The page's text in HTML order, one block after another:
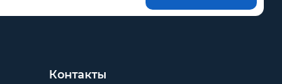
Контакты